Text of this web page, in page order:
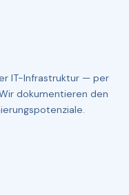
IT-Infrastruktur — per
dokumentieren den